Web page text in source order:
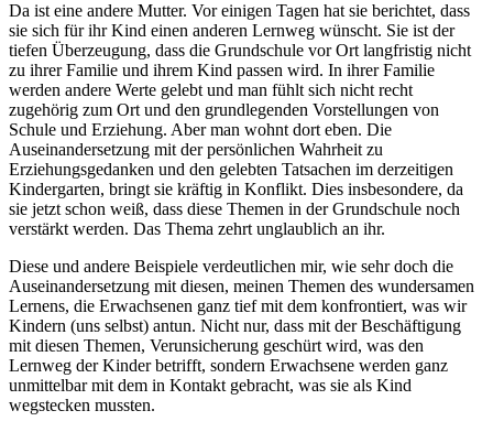
Da ist eine andere Mutter. Vor einigen Tagen hat sie berichtet, dass
sie sich für ihr Kind einen anderen Lernweg wünscht. Sie ist der
tiefen Überzeugung, dass die Grundschule vor Ort langfristig nicht
zu ihrer Familie und ihrem Kind passen wird. In ihrer Familie
werden andere Werte gelebt und man fühlt sich nicht recht
zugehörig zum Ort und den grundlegenden Vorstellungen von
Schule und Erziehung. Aber man wohnt dort eben. Die
Auseinandersetzung mit der persönlichen Wahrheit zu
Erziehungsgedanken und den gelebten Tatsachen im derzeitigen
Kindergarten, bringt sie kräftig in Konflikt. Dies insbesondere, da
sie jetzt schon weiß, dass diese Themen in der Grundschule noch
verstärkt werden. Das Thema zehrt unglaublich an ihr.
Diese und andere Beispiele verdeutlichen mir, wie sehr doch die
Auseinandersetzung mit diesen, meinen Themen des wundersamen
Lernens, die Erwachsenen ganz tief mit dem konfrontiert, was wir
Kindern (uns selbst) antun. Nicht nur, dass mit der Beschäftigung
mit diesen Themen, Verunsicherung geschürt wird, was den
Lernweg der Kinder betrifft, sondern Erwachsene werden ganz
unmittelbar mit dem in Kontakt gebracht, was sie als Kind
wegstecken mussten.